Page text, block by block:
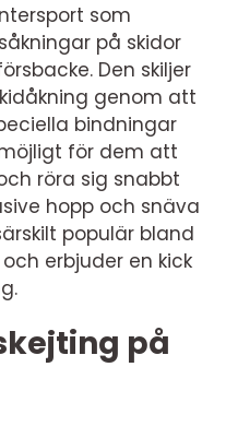
som
på skidor
Den skiljer
genom att
bindningar
för dem att
röra sig snabbt
hopp och snäva
populär bland
erbjuder en kick
på